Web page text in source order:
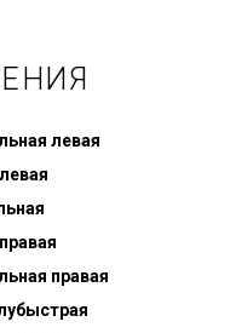
левая
правая